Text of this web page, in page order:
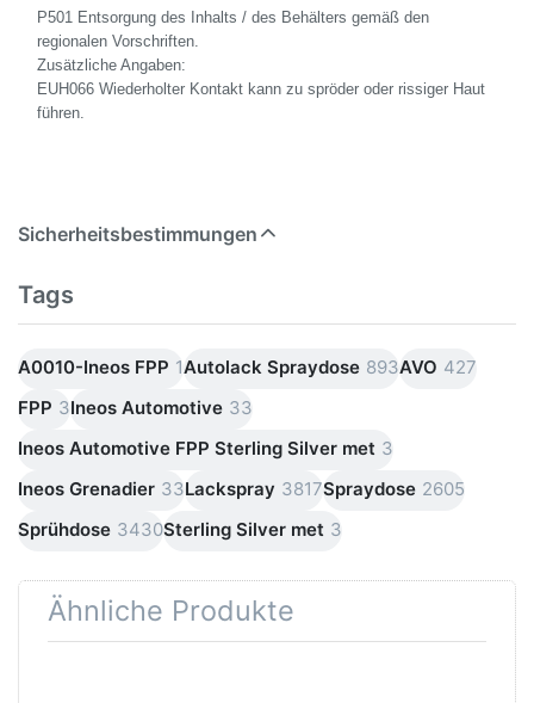
P501 Entsorgung des Inhalts / des Behälters gemäß den
regionalen Vorschriften.
Zusätzliche Angaben:
EUH066 Wiederholter Kontakt kann zu spröder oder rissiger Haut
führen.
Sicherheitsbestimmungen
Tags
A0010-Ineos FPP 1Autolack Spraydose 893AVO 427
FPP 3Ineos Automotive 33
Ineos Automotive FPP Sterling Silver met 3
Ineos Grenadier 33Lackspray 3817Spraydose 2605
Sprühdose 3430Sterling Silver met 3
Ähnliche Produkte